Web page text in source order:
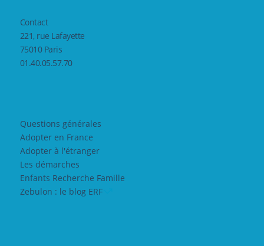
Contact
221, rue Lafayette
75010 Paris
01.40.05.57.70
Questions générales
Adopter en France
Adopter à l'étranger
Les démarches
Enfants Recherche Famille
Zebulon : le blog ERF